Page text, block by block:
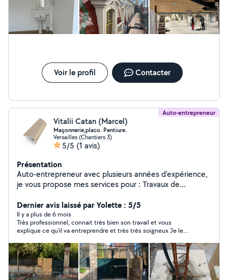
Aménagement intérieur sur mesure Extérieur * Peinture
extérieure * Terrasse et aménagement extérieur *
Façade et rénovation extérieure * Petite maçonnerie *
rapide et détaillé Équipe sérieuse et expérimentée
Intervention pour particuliers et professionnels
Contactez-nous dès maintenant pour un devis gratuit et
Voir le profil Contacter
Auto-entrepreneur
Vitalii Catan (Marcel)
Maçonnerie,placo. Pentiure.
Versailles (Chantiers 3)
5/5 (1 avis)
Présentation
Auto-entrepreneur avec plusieurs années d'expérience,
je vous propose mes services pour : Travaux de
intérieures de qualité, Travaux de plâtrerie, Réalisation
et rénovation de façades. Je travaille avec sérieux,
rapidité et souci du détail afin de garantir un résultat
propre et durable. Devis gratuit prix compétitifs.
N'hésitez pas à me contacter pour vos projets !
Dernier avis laissé par Yolette : 5/5
Il y a plus de 6 mois
Très professionnel, connait très bien son travail et vous
explique ce qu'il va entreprendre et très très soigneux Je le